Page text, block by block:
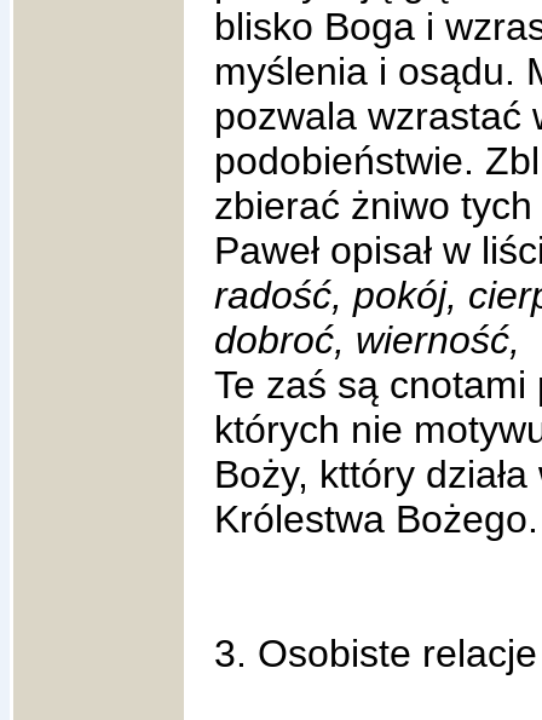
blisko Boga i
myślenia i osądu.
pozwala wzrastać
podobieństwie.
zbierać żniwo
Paweł opisał w
radość, pokój,
dobroć, wierność,
Te zaś są
których nie
Boży, kttóry
Królestwa Bożego.
3. Osobiste relacje